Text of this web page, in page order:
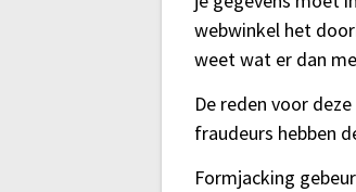
webwinkel het
weet wat er dan
De reden voor
fraudeurs hebben
Formjacking